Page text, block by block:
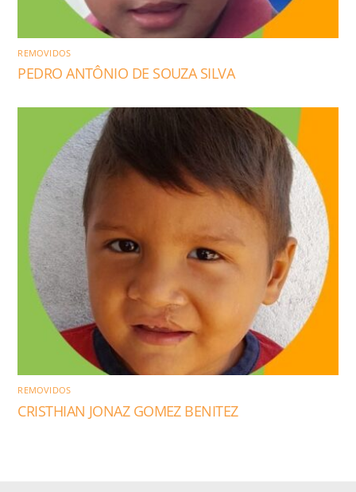
REMOVIDOS
PEDRO ANTÔNIO DE SOUZA SILVA
REMOVIDOS
CRISTHIAN JONAZ GOMEZ BENITEZ